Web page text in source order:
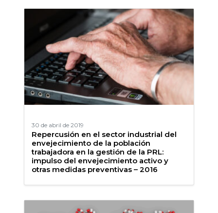
30 de abril de 2019
Repercusión en el sector industrial del
envejecimiento de la población
trabajadora en la gestión de la PRL:
impulso del envejecimiento activo y
otras medidas preventivas – 2016